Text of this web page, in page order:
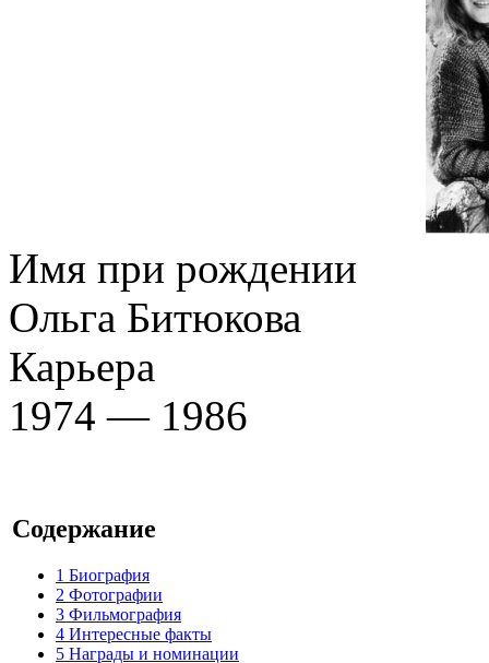
Имя при рождении
Ольга Битюкова
Карьера
1974 — 1986
Содержание
1 Биография
2 Фотографии
3 Фильмография
4 Интересные факты
5 Награды и номинации